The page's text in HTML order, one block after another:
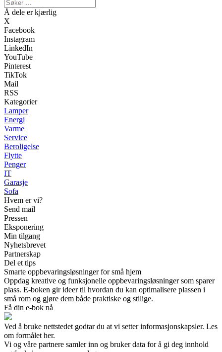
Å dele er kjærlig
X
Facebook
Instagram
LinkedIn
YouTube
Pinterest
TikTok
Mail
RSS
Kategorier
Lamper
Energi
Varme
Service
Beroligelse
Flytte
Penger
IT
Garasje
Sofa
Hvem er vi?
Send mail
Pressen
Eksponering
Min tilgang
Nyhetsbrevet
Partnerskap
Del et tips
Smarte oppbevaringsløsninger for små hjem
Oppdag kreative og funksjonelle oppbevaringsløsninger som sparer
plass. E-boken gir ideer til hvordan du kan optimalisere plassen i
små rom og gjøre dem både praktiske og stilige.
Få din e-bok nå
Ved å bruke nettstedet godtar du at vi setter informasjonskapsler. Les
om formålet her.
Vi og våre partnere samler inn og bruker data for å gi deg innhold